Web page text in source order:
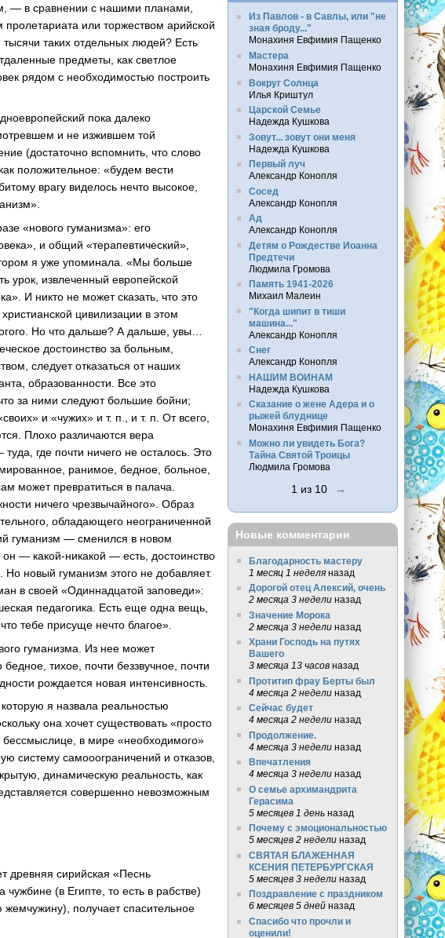
— в сравнении с нашими планами,
или торжеством арийской
таких отдельных людей? Есть
предметы, как светлое
рядом с необходимостью построить
пока далеко
и не изжившем той
(достаточно вспомнить, что слово
положительное: «будем вести
врагу виделось нечто высокое,
«нового гуманизма»: его
и общий «терапевтический»,
я уже упоминала. «Мы больше
урок, извлеченный европейской
И никто не может сказать, что это
цивилизации в этом
Но что дальше? А дальше, увы…
достоинство за больным,
следует отказаться от наших
образованности. Все это
за ними следуют большие бойни;
и «чужих» и т. п. и т. п. От всего,
Плохо различаются вера
где почти ничего не осталось. Это
ранимое, бедное, больное,
может превратиться в палача.
ничего чрезвычайного». Образ
обладающего неограниченной
гуманизм — сменился в новом
он — какой-никакой — есть, достоинство
новый гуманизм этого не добавляет.
в своей «Одиннадцатой заповеди»:
педагогика. Есть еще одна вещь,
тебе присуще нечто благое».
гуманизма. Из нее может
тихое, почти беззвучное, почти
рождается новая интенсивность.
я назвала реальностью
она хочет существовать «просто
в мире «необходимого»
систему самооограничений и отказов,
динамическую реальность, как
совершенно невозможным
древняя сирийская «Песнь
(в Египте, то есть в рабстве)
получает спасительное
Из Павлов - в Савлы, или "не
зная броду..."
Монахиня Евфимия Пащенко
Мастера
Монахиня Евфимия Пащенко
Вокруг Солнца
Илья Криштул
Царской Семье
Надежда Кушкова
Зовут... зовут они меня
Надежда Кушкова
Первый луч
Александр Конопля
Сосед
Александр Конопля
Ад
Александр Конопля
Детям о Рождестве Иоанна
Предтечи
Людмила Громова
Память 1941-2026
Михаил Малеин
"Когда шипит в тиши
машина..."
Александр Конопля
Снег
Александр Конопля
НАШИМ ВОИНАМ
Надежда Кушкова
Сказание о жене Адера и о
рыжей блуднице
Монахиня Евфимия Пащенко
Можно ли увидеть Бога?
Тайна Святой Троицы
Людмила Громова
1 из 10 →
Новые комментарии
Благодарность мастеру
1 месяц 1 неделяназад
Дорогой отец Алексий, очень
2 месяца 3 неделиназад
Значение Морока
2 месяца 3 неделиназад
Храни Господь на путях
Вашего
3 месяца 13 часовназад
Протитип фрау Берты был
4 месяца 2 неделиназад
Сейчас будет
4 месяца 2 неделиназад
Продолжение.
4 месяца 3 неделиназад
Впечатления
4 месяца 3 неделиназад
О семье архимандрита
Герасима
5 месяцев 1 деньназад
Почему с эмоциональностью
5 месяцев 2 неделиназад
СВЯТАЯ БЛАЖЕННАЯ
КСЕНИЯ ПЕТЕРБУРГСКАЯ
5 месяцев 3 неделиназад
Поздравление с праздником
6 месяцев 5 днейназад
Спасибо что прочли и
оценили!